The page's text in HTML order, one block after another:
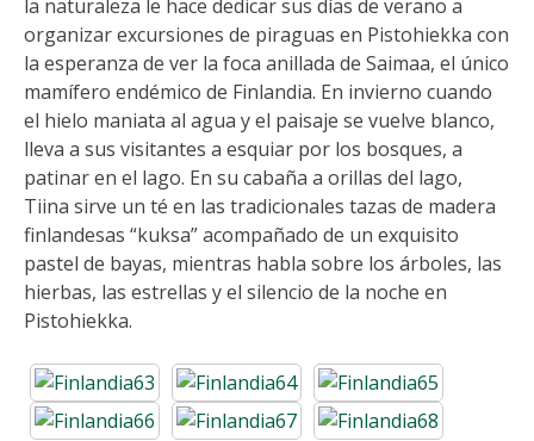
la naturaleza le hace dedicar sus días de verano a
organizar excursiones de piraguas en Pistohiekka con
la esperanza de ver la foca anillada de Saimaa, el único
mamífero endémico de Finlandia. En invierno cuando
el hielo maniata al agua y el paisaje se vuelve blanco,
lleva a sus visitantes a esquiar por los bosques, a
patinar en el lago. En su cabaña a orillas del lago,
Tiina sirve un té en las tradicionales tazas de madera
finlandesas “kuksa” acompañado de un exquisito
pastel de bayas, mientras habla sobre los árboles, las
hierbas, las estrellas y el silencio de la noche en
Pistohiekka.